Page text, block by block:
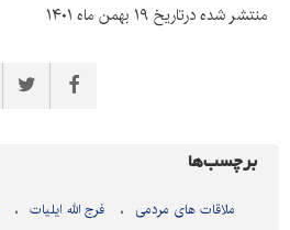
منتشر شده درتاریخ ۱۹ بهمن ماه ۱۴۰۱
برچسب‌ها
ملاقات های مردمی فرج الله ایلیات